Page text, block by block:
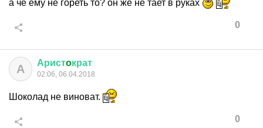
а че ему не гореть то? он же не тает в руках
0
А Аристoкрат
02:06, 06.04.2018
Шоколад не виноват.
0